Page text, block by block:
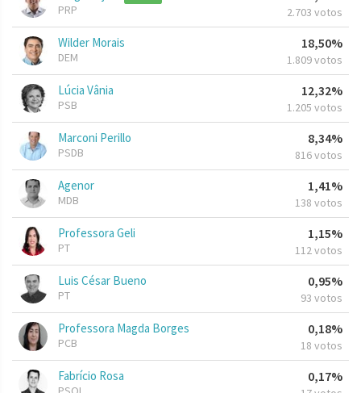
PRP 2.703 votos
Wilder Morais
DEM
18,50%
1.809 votos
Lúcia Vânia
PSB
12,32%
1.205 votos
Marconi Perillo
PSDB
8,34%
816 votos
Agenor
MDB
1,41%
138 votos
Professora Geli
PT
1,15%
112 votos
Luis César Bueno
PT
0,95%
93 votos
Professora Magda Borges
PCB
0,18%
18 votos
Fabrício Rosa 0,17%